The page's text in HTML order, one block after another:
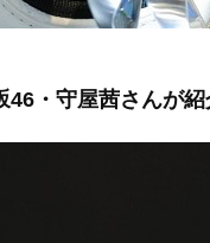
・守屋茜さんが